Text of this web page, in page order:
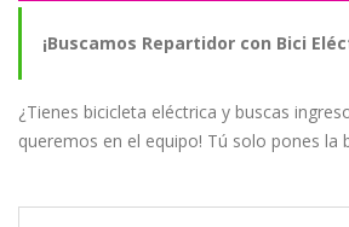
¡Buscamos Repartidor con Bici
¿Tienes bicicleta eléctrica y buscas
queremos en el equipo! Tú solo pones